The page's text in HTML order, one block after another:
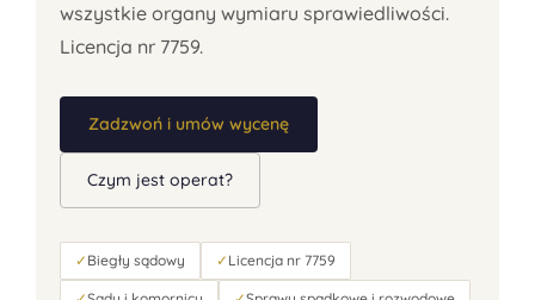
wszystkie organy wymiaru sprawiedliwości.
Licencja nr 7759.
Zadzwoń i umów wycenę
Czym jest operat?
✓ Biegły sądowy ✓ Licencja nr 7759